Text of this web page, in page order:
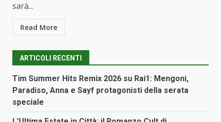
sarà...
Read More
ARTICOLI RECENTI
Tim Summer Hits Remix 2026 su Rai1: Mengoni,
Paradiso, Anna e Sayf protagonisti della serata
speciale